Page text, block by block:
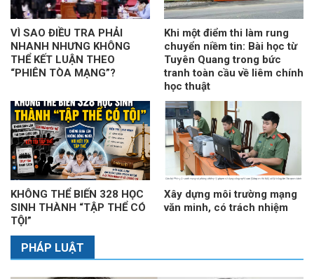
VÌ SAO ĐIỀU TRA PHẢI
NHANH NHƯNG KHÔNG
THỂ KẾT LUẬN THEO
“PHIÊN TÒA MẠNG”?
Khi một điểm thi làm rung
chuyển niềm tin: Bài học từ
Tuyên Quang trong bức
tranh toàn cầu về liêm chính
học thuật
KHÔNG THỂ BIẾN 328 HỌC
SINH THÀNH “TẬP THỂ CÓ
TỘI”
Xây dựng môi trường mạng
văn minh, có trách nhiệm
PHÁP LUẬT